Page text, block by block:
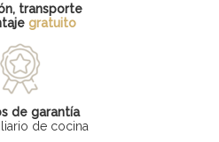
transporte
gratuito
de garantía
de cocina